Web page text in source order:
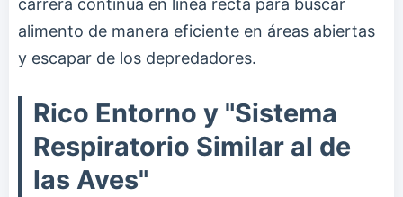
carrera continua en línea recta para buscar
alimento de manera eficiente en áreas abiertas
y escapar de los depredadores.
Rico Entorno y "Sistema
Respiratorio Similar al de
las Aves"